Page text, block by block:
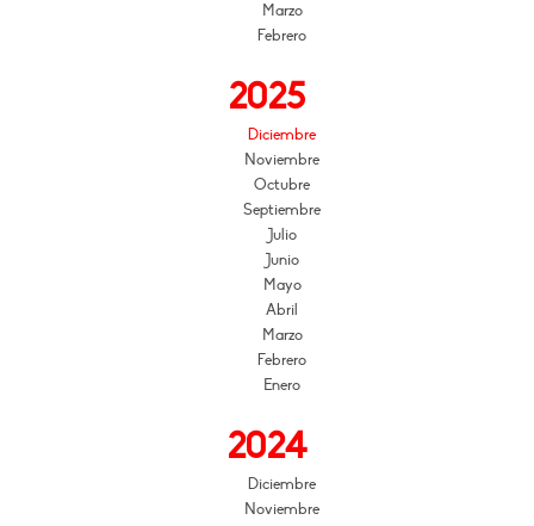
Marzo
Febrero
2025
Diciembre
Noviembre
Octubre
Septiembre
Julio
Junio
Mayo
Abril
Marzo
Febrero
Enero
2024
Diciembre
Noviembre